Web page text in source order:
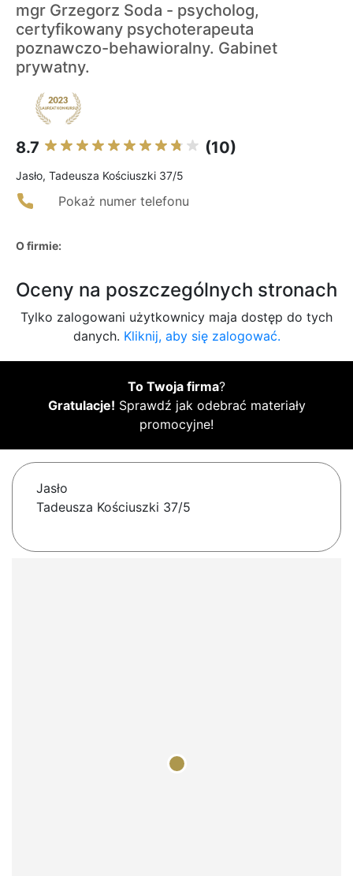
mgr Grzegorz Soda - psycholog,
certyfikowany psychoterapeuta
poznawczo-behawioralny. Gabinet
prywatny.
8.7 (10)
Jasło, Tadeusza Kościuszki 37/5
Pokaż numer telefonu
O firmie:
Oceny na poszczególnych stronach
Tylko zalogowani użytkownicy maja dostęp do tych
danych. Kliknij, aby się zalogować.
To Twoja firma?
Gratulacje! Sprawdź jak odebrać materiały
promocyjne!
Jasło
Tadeusza Kościuszki 37/5